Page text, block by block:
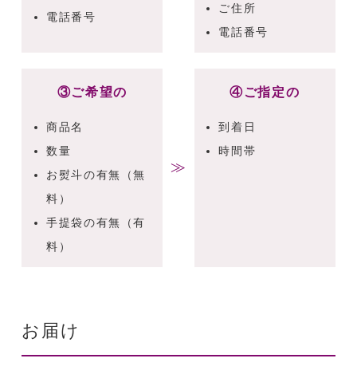
電話番号
ご住所
電話番号
③ご希望の
商品名
数量
お熨斗の有無（無
料）
手提袋の有無（有
料）
≫
④ご指定の
到着日
時間帯
お届け